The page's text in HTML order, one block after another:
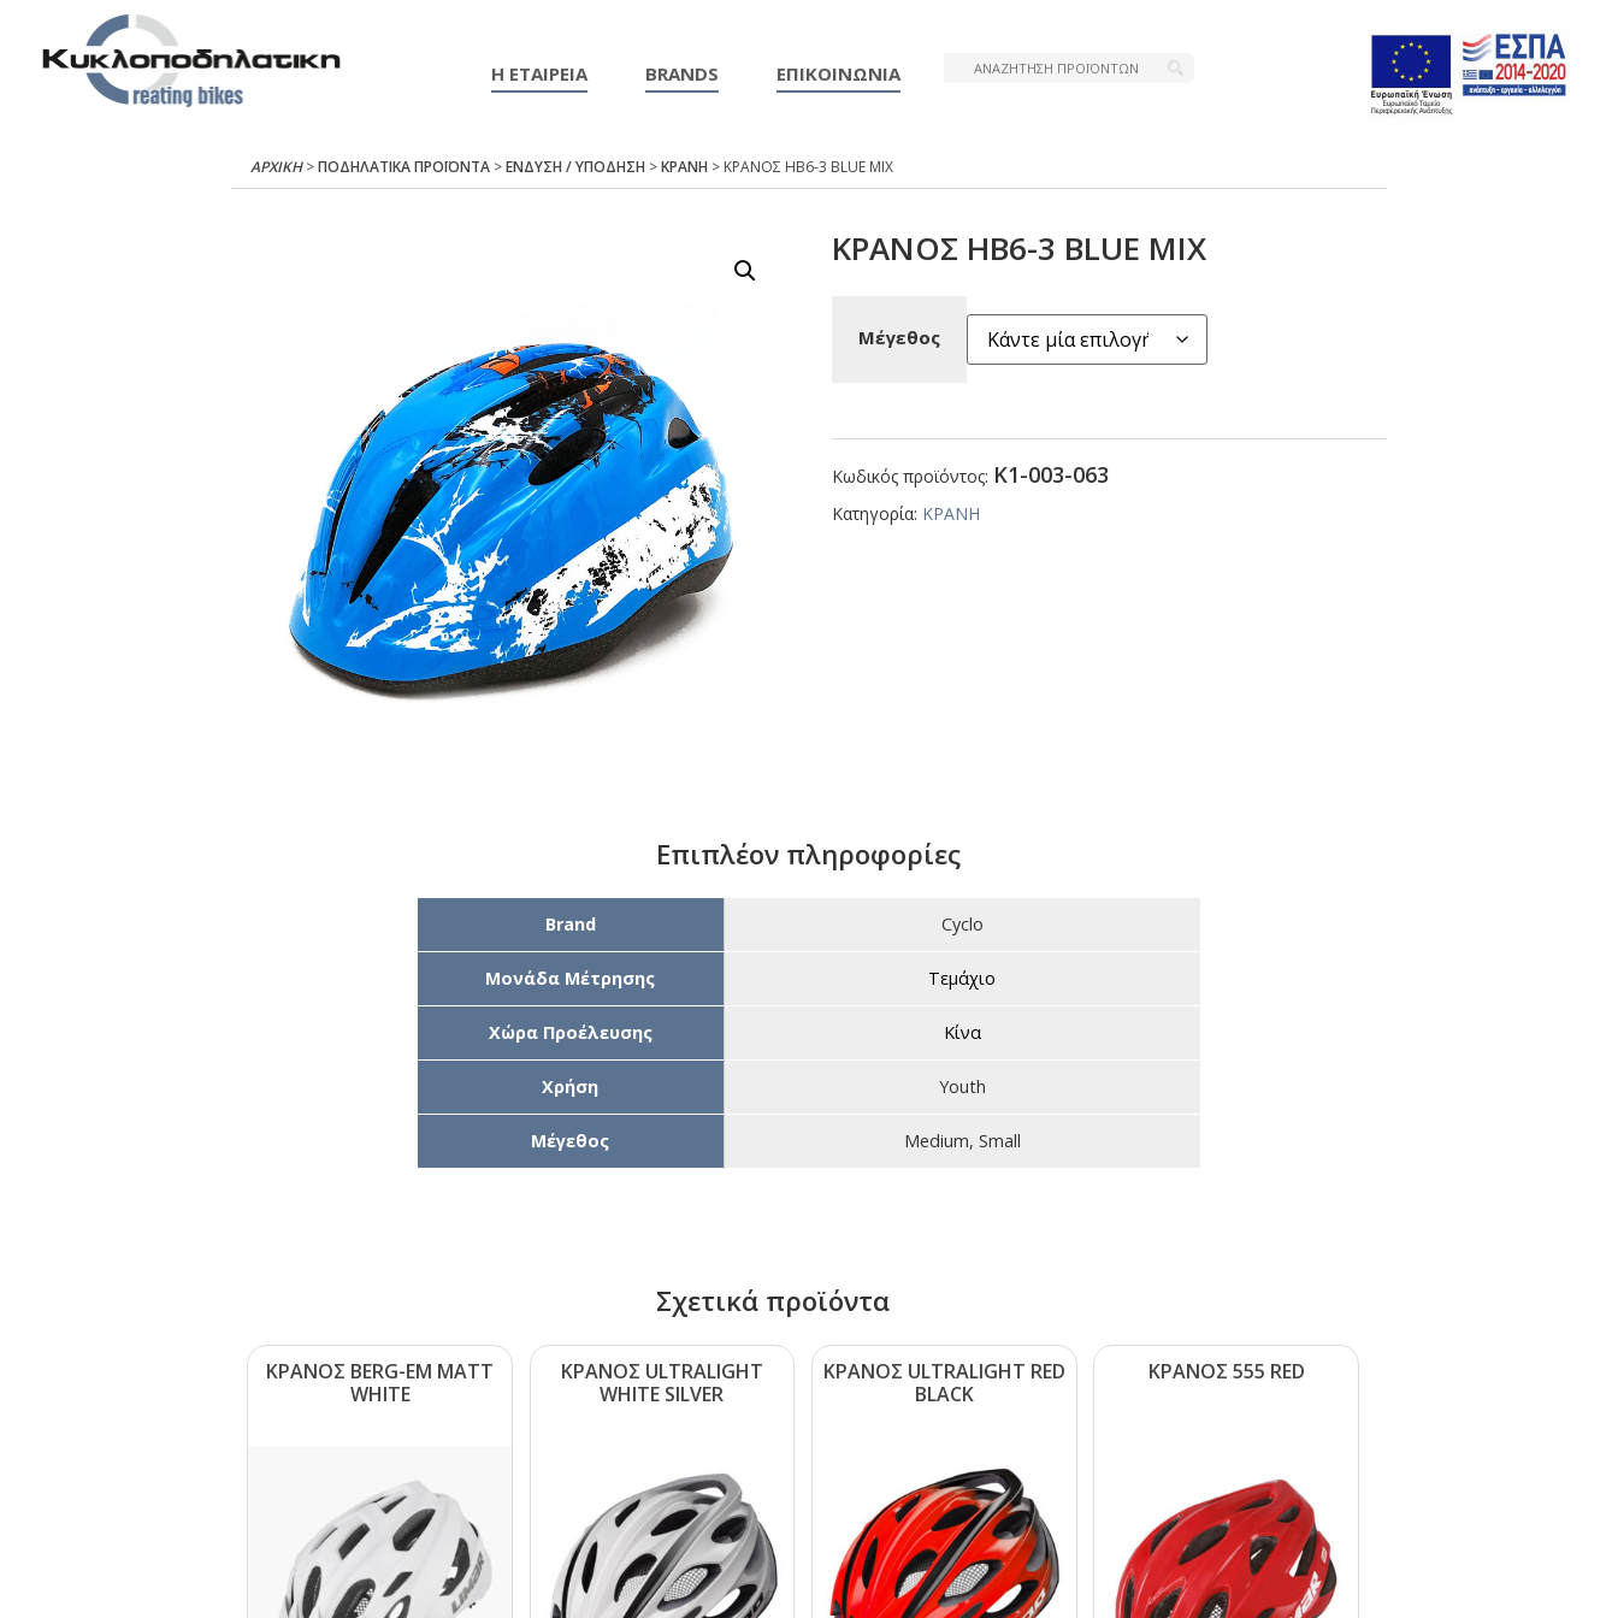
Η ΕΤΑΙΡΕΙΑ BRANDS ΕΠΙΚΟΙΝΩΝΙΑ
ΑΡΧΙΚΉ>ΠΟΔΗΛΑΤΙΚΑ ΠΡΟΪΟΝΤΑ>ΕΝΔΥΣΗ / ΥΠΟΔΗΣΗ >ΚΡΑΝΗ > ΚΡΑΝΟΣ ΗΒ6-3 ΒLUΕ ΜΙΧ
ΚΡΑΝΟΣ ΗΒ6-3 ΒLUΕ ΜΙΧ
Μέγεθος
Κωδικός προϊόντος: Κ1-003-063
Κατηγορία: ΚΡΑΝΗ
Επιπλέον πληροφορίες
Brand Cyclo
Μονάδα Μέτρησης Τεμάχιο
Χώρα Προέλευσης Κίνα
Χρήση Youth
Μέγεθος Medium, Small
Σχετικά προϊόντα
ΚΡΑΝΟΣ ΒΕRG-ΕΜ ΜΑΤΤ
WΗΙΤΕ
ΚΡΑΝΟΣ ULΤRΑLΙGΗΤ
WΗΙΤΕ SΙLVΕR
ΚΡΑΝΟΣ ULΤRΑLΙGΗΤ RΕD
ΒLΑCΚ
ΚΡΑΝΟΣ 555 RΕD